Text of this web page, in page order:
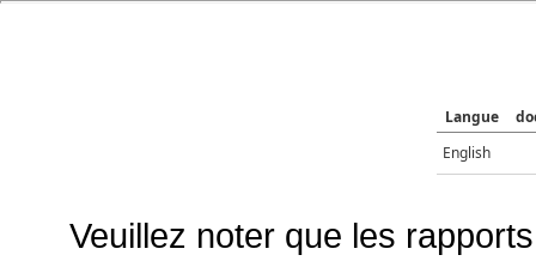
Langue
English
Veuillez noter que les